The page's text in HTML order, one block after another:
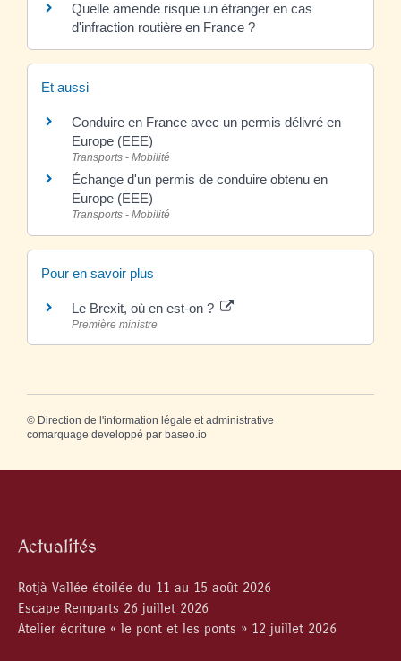
Quelle amende risque un étranger en cas
d'infraction routière en France ?
Et aussi
Conduire en France avec un permis délivré en
Europe (EEE)
Transports - Mobilité
Échange d'un permis de conduire obtenu en
Europe (EEE)
Transports - Mobilité
Pour en savoir plus
Le Brexit, où en est-on ?
Première ministre
© Direction de l'information légale et administrative
comarquage developpé par baseo.io
Actualités
Rotjà Vallée étoilée du 11 au 15 août 2026
Escape Remparts 26 juillet 2026
Atelier écriture « le pont et les ponts » 12 juillet 2026